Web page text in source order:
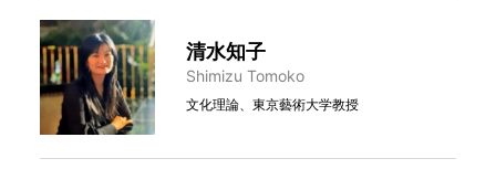
清水知子
Shimizu Tomoko
文化理論、東京藝術大学教授